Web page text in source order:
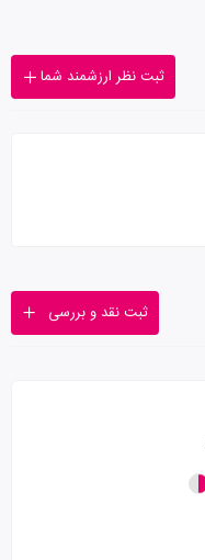
ثبت نظر ارزشمند شما
ثبت نقد و بررسی